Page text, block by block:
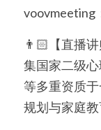
连络我们
学习天赋小
简体中文
简体中
voovmeeting
👨🏻【直播
集国家二级
等多重资质
规划与家庭教